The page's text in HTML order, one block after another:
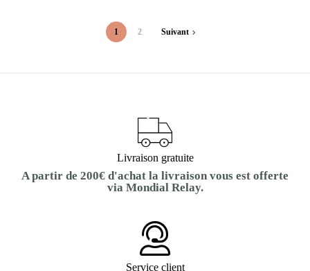
1 2 Suivant
Livraison gratuite
A partir de 200€ d'achat la livraison vous est offerte
via Mondial Relay.
Service client